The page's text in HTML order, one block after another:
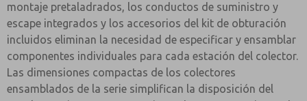
montaje pretaladrados, los conductos de suministro y
escape integrados y los accesorios del kit de obturación
incluidos eliminan la necesidad de especificar y ensamblar
componentes individuales para cada estación del colector.
Las dimensiones compactas de los colectores
ensamblados de la serie simplifican la disposición del